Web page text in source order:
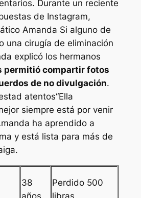
Durante un reciente
de Instagram,
Amanda Si alguno de
una cirugía de eliminación
explicó los hermanos
permitió compartir fotos
de no divulgación.
atentos“Ella
siempre está por venir
ha aprendido a
y está lista para más de
38
años
Perdido 500
libras